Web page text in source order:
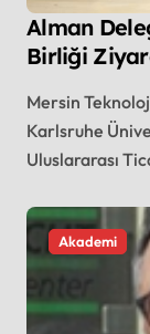
Alman
Birliği
Mersin Teknoloji Transfer Ofisi (TTO) koordinasyonunda,
Karlsruhe
Uluslararası
Akademi